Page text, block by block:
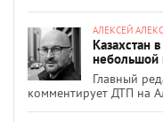
АЛЕКСЕЙ
Казахстан
небольшой
Главный
комментирует ДТП на